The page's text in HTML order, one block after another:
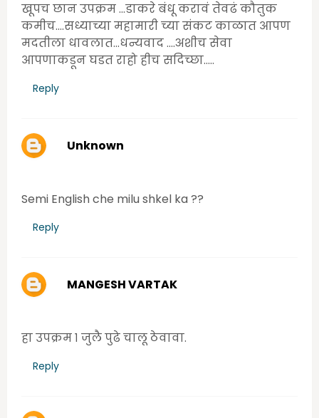
खूपच छान उपक्रम ...डाकरे बंधू करावं तेवढं कौतुक
कमीच....सध्याच्या महामारी च्या संकट काळात आपण
मदतीला धावलात...धन्यवाद ....अशीच सेवा
आपणाकडून घडत राहो हीच सदिच्छा.....
Reply
Unknown
Semi English che milu shkel ka ??
Reply
MANGESH VARTAK
हा उपक्रम १ जुलै पुढे चालू ठेवावा.
Reply